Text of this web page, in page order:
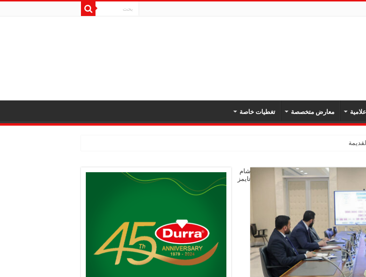
معارض متخصصة تغطيات خاصة
شام
تايمز